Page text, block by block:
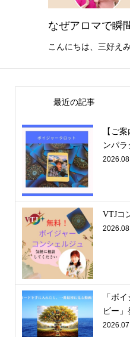
なぜアロマで瞬
こんにちは、三好
最近の記事
【ご
ンパラ
VTJコ
「ボ
ビー」